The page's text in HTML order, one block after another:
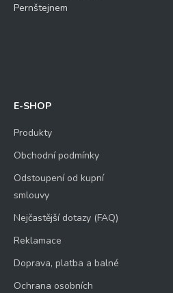
Pernštejnem
E-SHOP
Produkty
Obchodní podmínky
Odstoupení od kupní
smlouvy
Nejčastější dotazy (FAQ)
Reklamace
Doprava, platba a balné
Ochrana osobních